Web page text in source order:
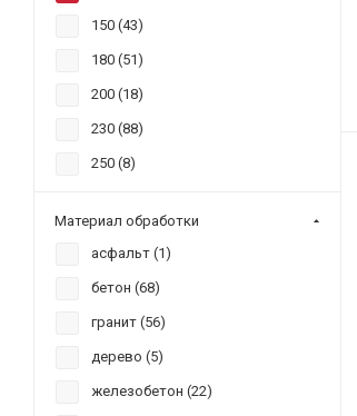
150 (43)
180 (51)
200 (18)
230 (88)
250 (8)
)
400 (
500 (
600 (
Материал обработки
асфальт (1)
бетон (68)
гранит (56)
дерево (5)
железобетон (22)